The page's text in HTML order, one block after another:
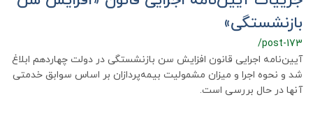
بازنشستگی»
/post-173
آیین‌نامه اجرایی قانون افزایش سن بازنشستگی در دولت چهاردهم ابلاغ
شد و نحوه اجرا و میزان مشمولیت بیمه‌پردازان بر اساس سوابق خدمتی
آنها در حال بررسی است.